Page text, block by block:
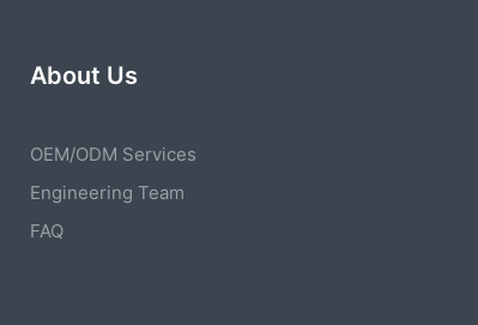
About Us
OEM/ODM Services
Engineering Team
FAQ